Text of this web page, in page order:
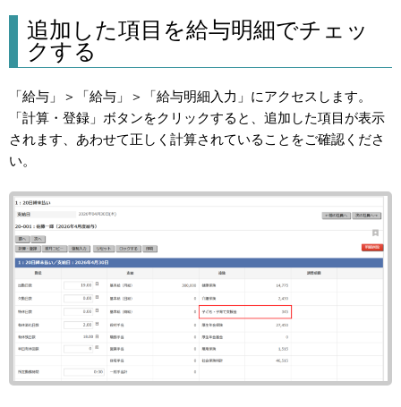
追加した項目を給与明細でチェッ
クする
「給与」＞「給与」＞「給与明細入力」にアクセスします。
「計算・登録」ボタンをクリックすると、追加した項目が表示
されます、あわせて正しく計算されていることをご確認くださ
い。